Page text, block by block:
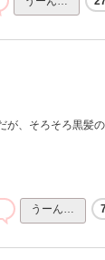
が、そろそろ黒髪
うーん…